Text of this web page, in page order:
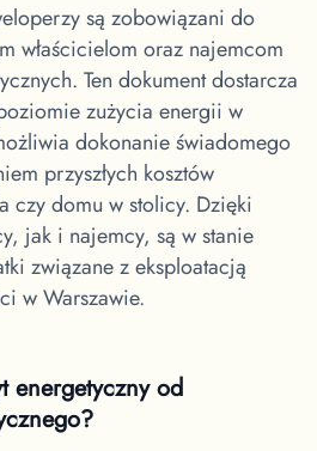
są zobowiązani do
właścicielom oraz najemcom
Ten dokument dostarcza
zużycia energii w
dokonanie świadomego
przyszłych kosztów
czy domu w stolicy. Dzięki
jak i najemcy, są w stanie
związane z eksploatacją
w Warszawie.
energetyczny od